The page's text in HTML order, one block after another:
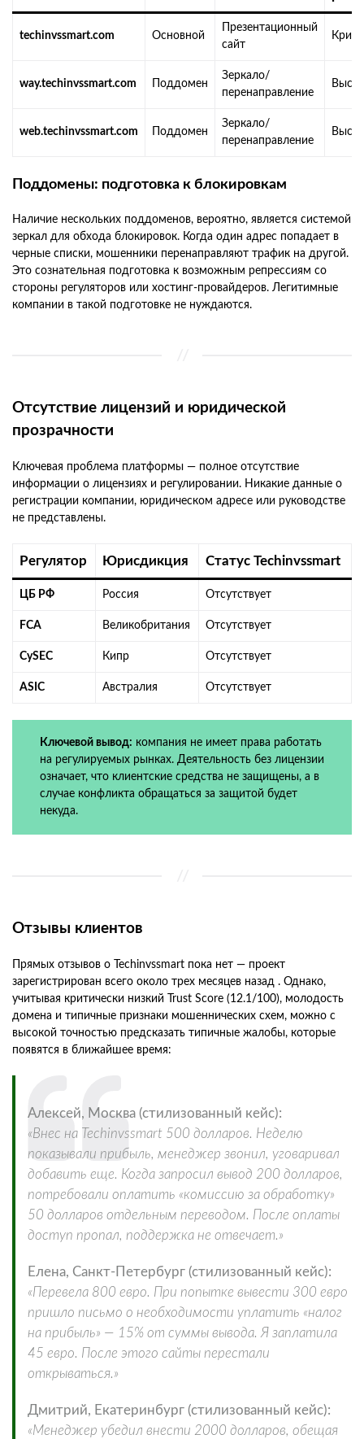
techinvssmart.com Основной
Презентационный
сайт
way.techinvssmart.com Поддомен
Зеркало/
перенаправление
web.techinvssmart.com Поддомен
Зеркало/
перенаправление
Поддомены: подготовка к блокировкам
Наличие нескольких поддоменов, вероятно, является системой
зеркал для обхода блокировок. Когда один адрес попадает в
черные списки, мошенники перенаправляют трафик на другой.
Это сознательная подготовка к возможным репрессиям со
стороны регуляторов или хостинг-провайдеров. Легитимные
компании в такой подготовке не нуждаются.
Отсутствие лицензий и юридической
прозрачности
Ключевая проблема платформы — полное отсутствие
информации о лицензиях и регулировании. Никакие данные о
регистрации компании, юридическом адресе или руководстве
не представлены.
Регулятор Юрисдикция Статус Techinvssmart
ЦБ РФ Россия Отсутствует
FCA Великобритания Отсутствует
CySEC Кипр Отсутствует
ASIC Австралия Отсутствует
Ключевой вывод: компания не имеет права работать
на регулируемых рынках. Деятельность без лицензии
означает, что клиентские средства не защищены, а в
случае конфликта обращаться за защитой будет
некуда.
Отзывы клиентов
Прямых отзывов о Techinvssmart пока нет — проект
зарегистрирован всего около трех месяцев назад . Однако,
учитывая критически низкий Trust Score (12.1/100), молодость
домена и типичные признаки мошеннических схем, можно с
высокой точностью предсказать типичные жалобы, которые
появятся в ближайшее время:
Алексей, Москва (стилизованный кейс):
«Внес на Techinvssmart 500 долларов. Неделю
показывали прибыль, менеджер звонил, уговаривал
добавить еще. Когда запросил вывод 200 долларов,
потребовали оплатить «комиссию за обработку»
50 долларов отдельным переводом. После оплаты
доступ пропал, поддержка не отвечает.»
Елена, Санкт-Петербург (стилизованный кейс):
«Перевела 800 евро. При попытке вывести 300 евро
пришло письмо о необходимости уплатить «налог
на прибыль» — 15% от суммы вывода. Я заплатила
45 евро. После этого сайты перестали
открываться.»
Дмитрий, Екатеринбург (стилизованный кейс):
«Менеджер убедил внести 2000 долларов, обещая